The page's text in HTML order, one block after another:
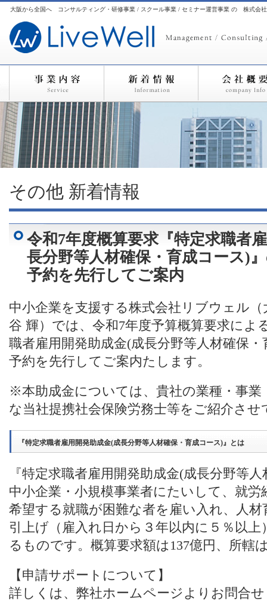
大阪から全国へ コンサルティング・研修事業 / スクール事業 / セミナー運営事業 の 株式会
その他 新着情報
令和7年度概算要求『特定求職者
長分野等人材確保・育成コース)
予約を先行してご案内
中小企業を支援する株式会社リブウェル
谷 輝）では、令和7年度予算概算要求によ
職者雇用開発助成金(成長分野等人材確保
予約を先行してご案内たします。
※本助成金については、貴社の業種・事業
な当社提携社会保険労務士等をご紹介さ
『特定求職者雇用開発助成金(成長分野等人材確保・育成コース)』とは
『特定求職者雇用開発助成金(成長分野等
中小企業・小規模事業者にたいして、就
希望する就職が困難な者を雇い入れ、人
引上げ（雇入れ日から３年以内に５％以
るものです。概算要求額は137億円、所轄
【申請サポートについて】
詳しくは、 弊社ホームページよりお問合